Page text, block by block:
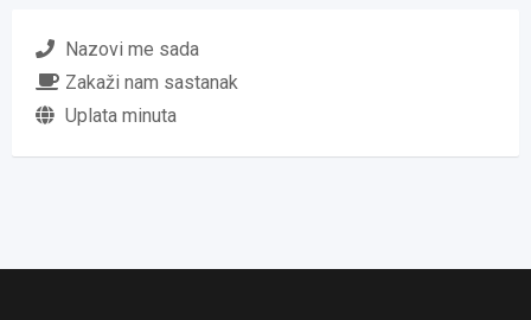
Nazovi me sada
Zakaži nam sastanak
Uplata minuta